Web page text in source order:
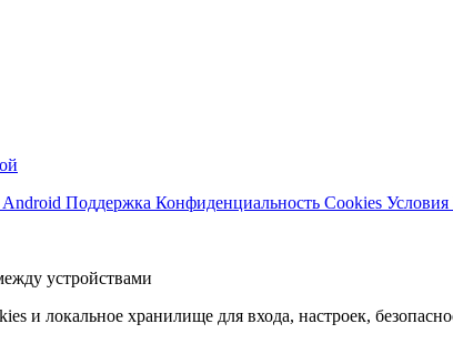
Поддержка Конфиденциальность Cookies Условия
устройствами
и локальное хранилище для входа, настроек,